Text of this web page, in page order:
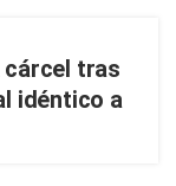
cárcel tras
idéntico a